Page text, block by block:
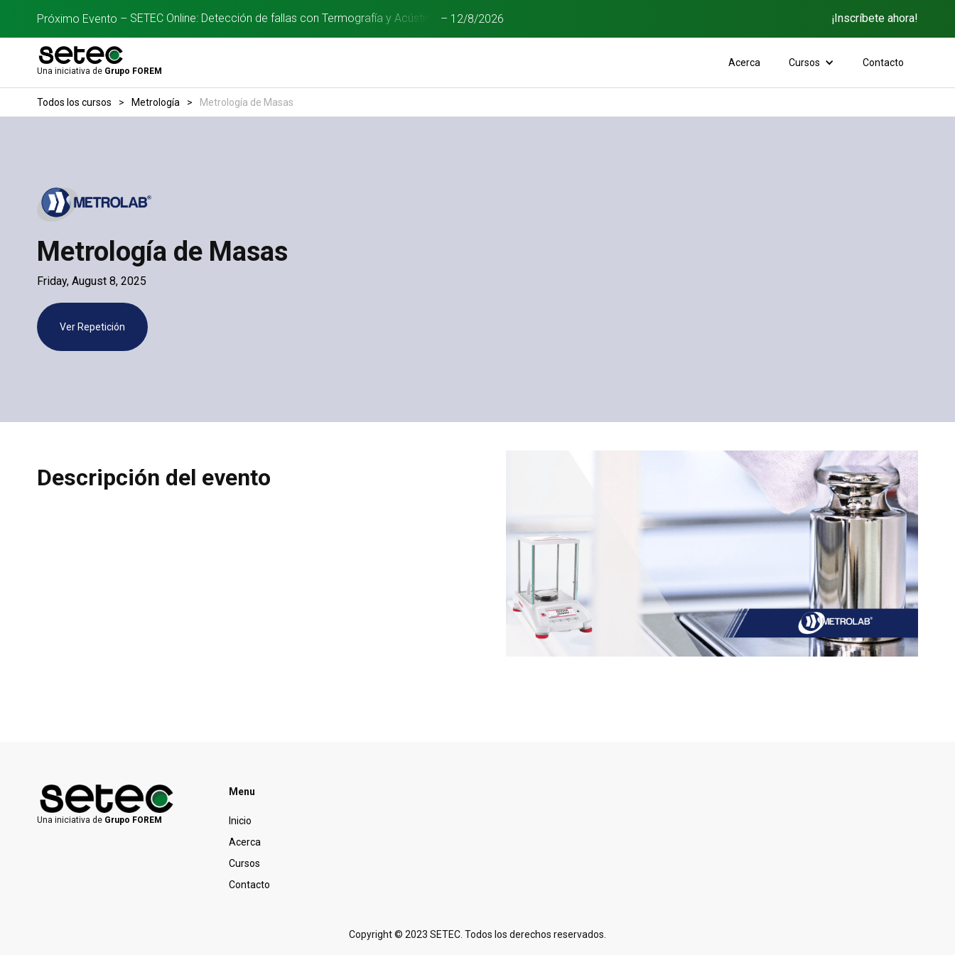
Próximo Evento – SETEC Online: Detección de fallas con Termografía y Acústica – 12/8/2026 ¡Inscríbete ahora!
Una iniciativa de Grupo FOREM
Acerca Cursos Contacto
Todos los cursos > Metrología > Metrología de Masas
Metrología de Masas
Friday, August 8, 2025
Ver Repetición
Descripción del evento
Una iniciativa de Grupo FOREM
Menu
Inicio
Acerca
Cursos
Contacto
Copyright © 2023 SETEC. Todos los derechos reservados.